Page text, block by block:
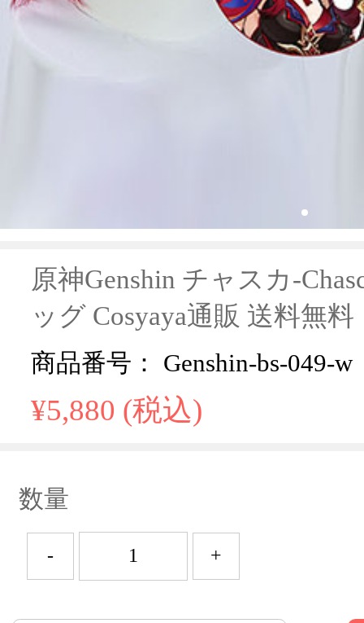
原神Genshin チャスカ-
ッグ Cosyaya通販 送料無料
商品番号： Genshin-bs-049-w
¥5,880 (税込)
数量
- +